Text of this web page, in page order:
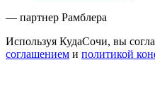
— партнер Рамблера
Используя КудаСочи, вы
соглашением и политикой